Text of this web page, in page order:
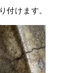
付けます。